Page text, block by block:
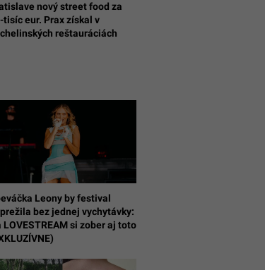
nový street food za
tisíc eur. Prax získal v
reštauráciách
Leony by festival
bez jednej vychytávky:
LOVESTREAM si zober aj toto